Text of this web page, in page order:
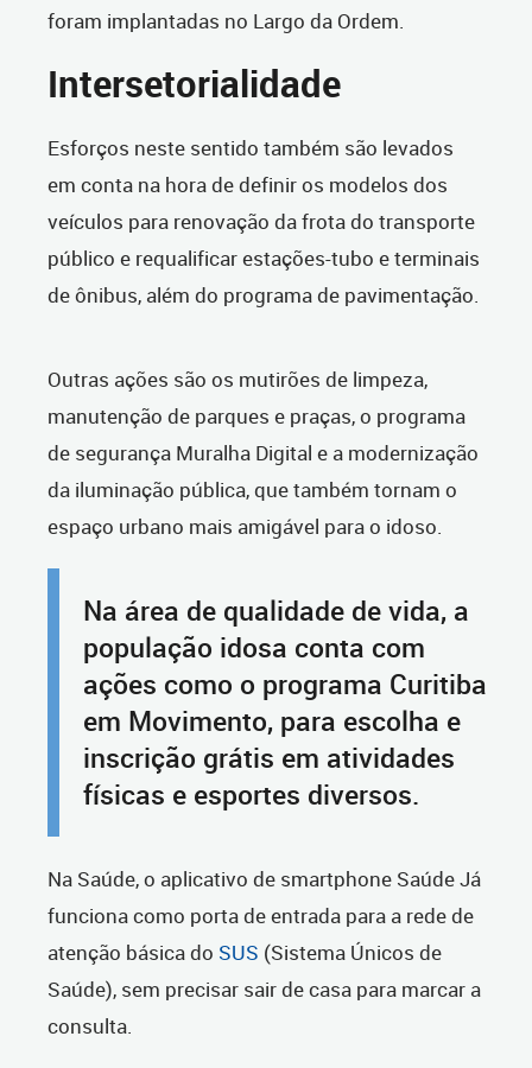
foram implantadas no Largo da Ordem.
Intersetorialidade
Esforços neste sentido também são levados
em conta na hora de definir os modelos dos
veículos para renovação da frota do transporte
público e requalificar estações-tubo e terminais
de ônibus, além do programa de pavimentação.
Outras ações são os mutirões de limpeza,
manutenção de parques e praças, o programa
de segurança Muralha Digital e a modernização
da iluminação pública, que também tornam o
espaço urbano mais amigável para o idoso.
Na área de qualidade de vida, a
população idosa conta com
ações como o programa Curitiba
em Movimento, para escolha e
inscrição grátis em atividades
físicas e esportes diversos.
Na Saúde, o aplicativo de smartphone Saúde Já
funciona como porta de entrada para a rede de
atenção básica do SUS (Sistema Únicos de
Saúde), sem precisar sair de casa para marcar a
consulta.